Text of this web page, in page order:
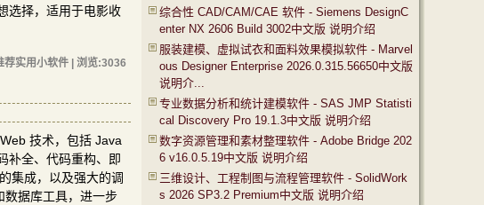
选择，适用于电影收
实用小软件 | 浏览:3036
技术，包括 Java
补全、代码重构、即
集成，以及强大的调
数据库工具，进一步
综合性 CAD/CAM/CAE 软件 - Siemens DesignC
enter NX 2606 Build 3002中文版 说明介绍
服装建模、虚拟试衣和面料效果模拟软件 - Marvel
ous Designer Enterprise 2026.0.315.56650中文版
说明介...
专业数据分析和统计建模软件 - SAS JMP Statisti
cal Discovery Pro 19.1.3中文版 说明介绍
数字资源管理和素材整理软件 - Adobe Bridge 202
6 v16.0.5.19中文版 说明介绍
三维设计、工程制图与流程管理软件 - SolidWork
s 2026 SP3.2 Premium中文版 说明介绍